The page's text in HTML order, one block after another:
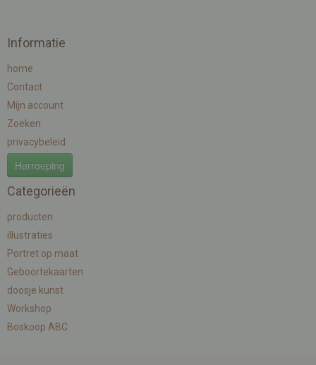
Informatie
home
Contact
Mijn account
Zoeken
privacybeleid
Herroeping
Categorieën
producten
illustraties
Portret op maat
Geboortekaarten
doosje kunst
Workshop
Boskoop ABC